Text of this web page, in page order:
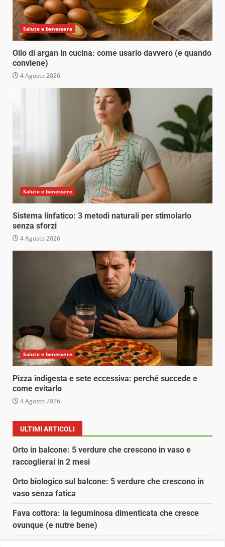
Salute e benessere
Olio di argan in cucina: come usarlo davvero (e quando
conviene)
4 Agosto 2026
Salute e benessere
Sistema linfatico: 3 metodi naturali per stimolarlo
senza sforzi
4 Agosto 2026
Salute e benessere
Pizza indigesta e sete eccessiva: perché succede e
come evitarlo
4 Agosto 2026
ULTIMI ARTICOLI
Orto in balcone: 5 verdure che crescono in vaso e
raccoglierai in 2 mesi
Orto biologico sul balcone: 5 verdure che crescono in
vaso senza fatica
Fava cottora: la leguminosa dimenticata che cresce
ovunque (e nutre bene)